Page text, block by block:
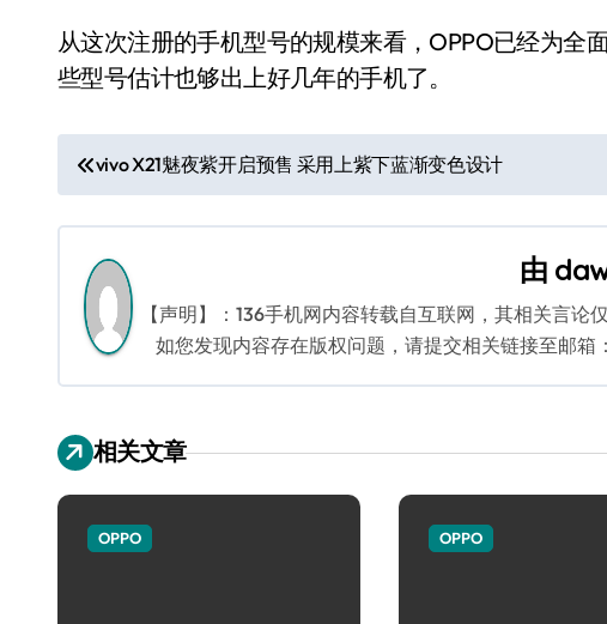
从这次注册的手机型号的规模来看，OPPO已经为全
些型号估计也够出上好几年的手机了。
文
章
导
航
vivo X21魅夜紫开启预售 采用上紫下蓝渐变色设计
由
【声明】：136手机网内容转载自互联网，其相关言论
如您发现内容存在版权问题，请提交相关链接至邮箱
相关文章
OPPO OPPO